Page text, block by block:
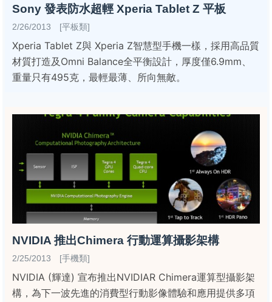
Sony 發表防水超輕 Xperia Tablet Z 平板
2/26/2013 [平板類]
Xperia Tablet Z與 Xperia Z智慧型手機一樣，採用高品質
材質打造及Omni Balance全平衡設計，厚度僅6.9mm、
重量只有495克，最輕最薄、所向無敵。
NVIDIA 推出Chimera 行動運算攝影架構
2/25/2013 [手機類]
NVIDIA (輝達) 宣布推出NVIDIAR Chimera運算型攝影架
構，為下一波先進的消費型行動影像體驗和應用提供多項